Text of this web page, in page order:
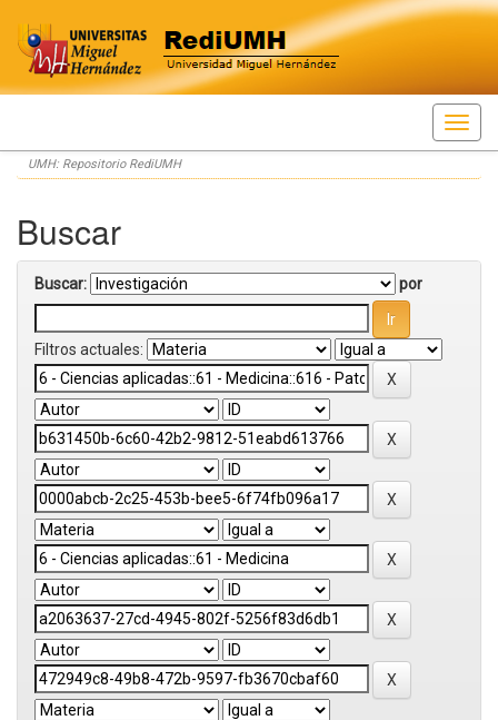
Skip
navigation
UMH: Repositorio RediUMH
Buscar
Buscar: por
Filtros actuales: